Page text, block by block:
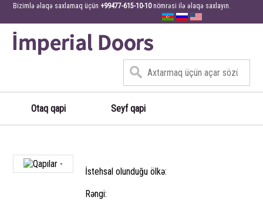
Bizimlə əlaqə saxlamaq üçün +99477-615-10-10nömrəsi ilə əlaqə saxlayın.
Otaq qapi Seyf qapi
İstehsal olunduğu ölkə:
Rəngi: